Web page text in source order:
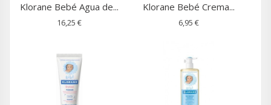
Klorane Bebé Agua de...
16,25 €
Klorane Bebé Crema...
6,95 €